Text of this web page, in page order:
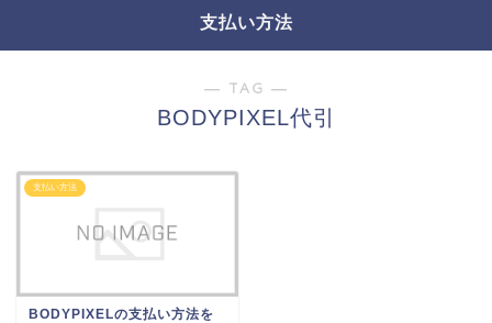
支払い方法
― TAG ―
BODYPIXEL代引
支払い方法
BODYPIXELの支払い方法を